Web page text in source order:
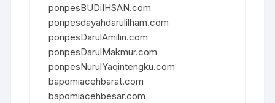
ponpesBUDiIHSAN.com
ponpesdayahdarulilham.com
ponpesDarulAmilin.com
ponpesDarulMakmur.com
ponpesNurulYaqintengku.com
bapomiacehbarat.com
bapomiacehbesar.com